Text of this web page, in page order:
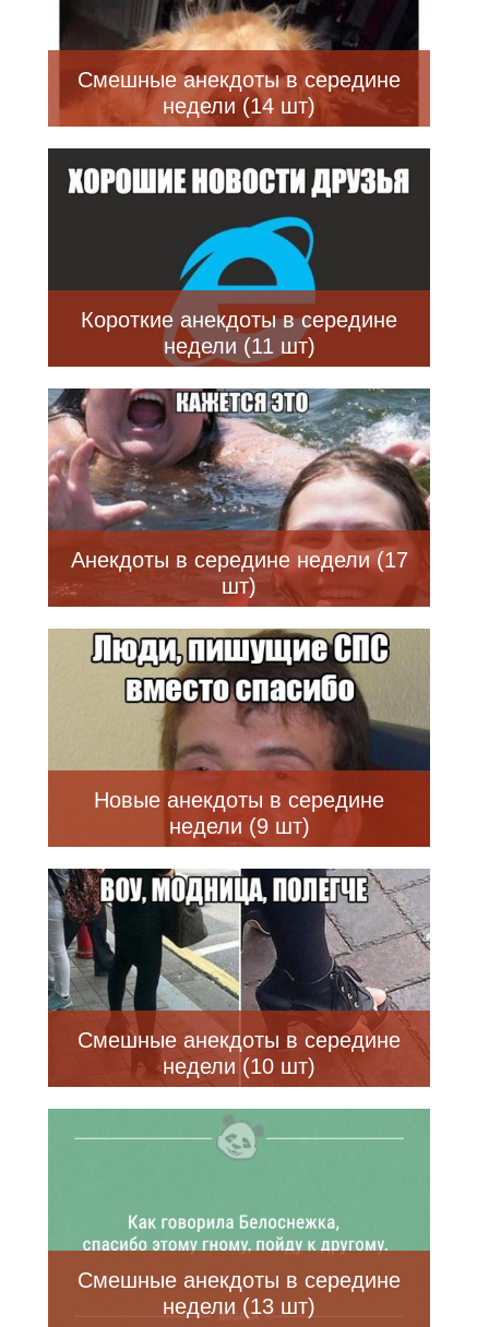
Смешные анекдоты в середине
недели (14 шт)
Короткие анекдоты в середине
недели (11 шт)
Анекдоты в середине недели (17
шт)
Новые анекдоты в середине
недели (9 шт)
Смешные анекдоты в середине
недели (10 шт)
Смешные анекдоты в середине
недели (13 шт)